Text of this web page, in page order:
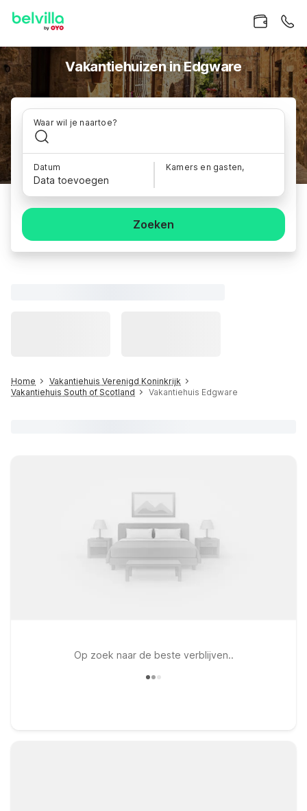
Vakantiehuizen in Edgware
Waar wil je naartoe?
Datum
Data toevoegen
Kamers en gasten,
Zoeken
Home
Vakantiehuis Verenigd Koninkrijk
Vakantiehuis South of Scotland
Vakantiehuis Edgware
Op zoek naar de beste verblijven..